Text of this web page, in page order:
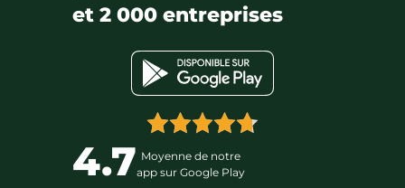
et 2 000 entreprises
4.7 Moyenne de notre
app sur Google Play